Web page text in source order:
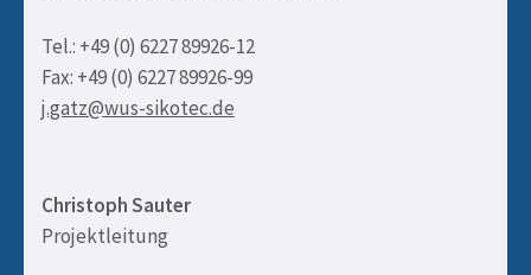
Tel.: +49 (0) 6227 89926-12
Fax: +49 (0) 6227 89926-99
j.gatz@wus-sikotec.de
Christoph Sauter
Projektleitung